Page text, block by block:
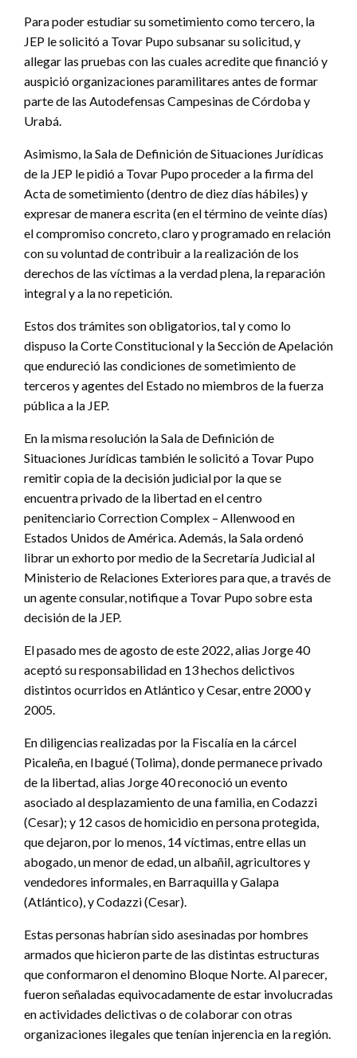
Para poder estudiar su sometimiento como tercero, la
JEP le solicitó a Tovar Pupo subsanar su solicitud, y
allegar las pruebas con las cuales acredite que financió y
auspició organizaciones paramilitares antes de formar
parte de las Autodefensas Campesinas de Córdoba y
Urabá.
Asimismo, la Sala de Definición de Situaciones Jurídicas
de la JEP le pidió a Tovar Pupo proceder a la firma del
Acta de sometimiento (dentro de diez días hábiles) y
expresar de manera escrita (en el término de veinte días)
el compromiso concreto, claro y programado en relación
con su voluntad de contribuir a la realización de los
derechos de las víctimas a la verdad plena, la reparación
integral y a la no repetición.
Estos dos trámites son obligatorios, tal y como lo
dispuso la Corte Constitucional y la Sección de Apelación
que endureció las condiciones de sometimiento de
terceros y agentes del Estado no miembros de la fuerza
pública a la JEP.
En la misma resolución la Sala de Definición de
Situaciones Jurídicas también le solicitó a Tovar Pupo
remitir copia de la decisión judicial por la que se
encuentra privado de la libertad en el centro
penitenciario Correction Complex – Allenwood en
Estados Unidos de América. Además, la Sala ordenó
librar un exhorto por medio de la Secretaría Judicial al
Ministerio de Relaciones Exteriores para que, a través de
un agente consular, notifique a Tovar Pupo sobre esta
decisión de la JEP.
El pasado mes de agosto de este 2022, alias Jorge 40
aceptó su responsabilidad en 13 hechos delictivos
distintos ocurridos en Atlántico y Cesar, entre 2000 y
2005.
En diligencias realizadas por la Fiscalía en la cárcel
Picaleña, en Ibagué (Tolima), donde permanece privado
de la libertad, alias Jorge 40 reconoció un evento
asociado al desplazamiento de una familia, en Codazzi
(Cesar); y 12 casos de homicidio en persona protegida,
que dejaron, por lo menos, 14 víctimas, entre ellas un
abogado, un menor de edad, un albañil, agricultores y
vendedores informales, en Barraquilla y Galapa
(Atlántico), y Codazzi (Cesar).
Estas personas habrían sido asesinadas por hombres
armados que hicieron parte de las distintas estructuras
que conformaron el denomino Bloque Norte. Al parecer,
fueron señaladas equivocadamente de estar involucradas
en actividades delictivas o de colaborar con otras
organizaciones ilegales que tenían injerencia en la región.